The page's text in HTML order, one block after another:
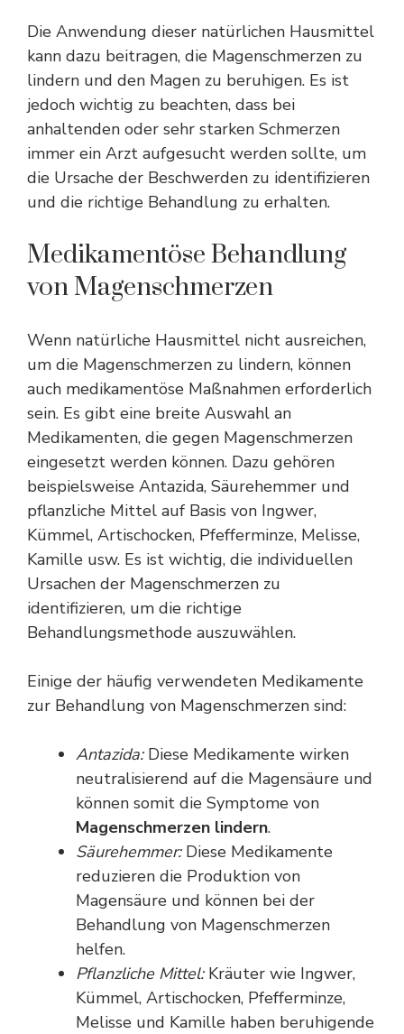
Die Anwendung dieser natürlichen Hausmittel
kann dazu beitragen, die Magenschmerzen zu
lindern und den Magen zu beruhigen. Es ist
jedoch wichtig zu beachten, dass bei
anhaltenden oder sehr starken Schmerzen
immer ein Arzt aufgesucht werden sollte, um
die Ursache der Beschwerden zu identifizieren
und die richtige Behandlung zu erhalten.
Medikamentöse Behandlung
von Magenschmerzen
Wenn natürliche Hausmittel nicht ausreichen,
um die Magenschmerzen zu lindern, können
auch medikamentöse Maßnahmen erforderlich
sein. Es gibt eine breite Auswahl an
Medikamenten, die gegen Magenschmerzen
eingesetzt werden können. Dazu gehören
beispielsweise Antazida, Säurehemmer und
pflanzliche Mittel auf Basis von Ingwer,
Kümmel, Artischocken, Pfefferminze, Melisse,
Kamille usw. Es ist wichtig, die individuellen
Ursachen der Magenschmerzen zu
identifizieren, um die richtige
Behandlungsmethode auszuwählen.
Einige der häufig verwendeten Medikamente
zur Behandlung von Magenschmerzen sind:
Antazida:Diese Medikamente wirken
neutralisierend auf die Magensäure und
können somit die Symptome von
Magenschmerzen lindern.
Säurehemmer:Diese Medikamente
reduzieren die Produktion von
Magensäure und können bei der
Behandlung von Magenschmerzen
helfen.
Pflanzliche Mittel:Kräuter wie Ingwer,
Kümmel, Artischocken, Pfefferminze,
Melisse und Kamille haben beruhigende